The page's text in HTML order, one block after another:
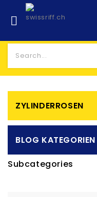

ZYLINDERROSEN
BLOG KATEGORIEN
Subcategories